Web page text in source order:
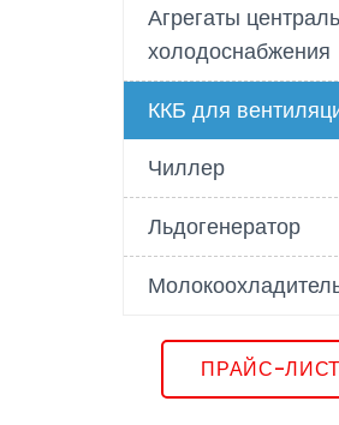
Агрегаты
холодоснабжения
ККБ для
Чиллер
Льдогенератор
ПРАЙС-